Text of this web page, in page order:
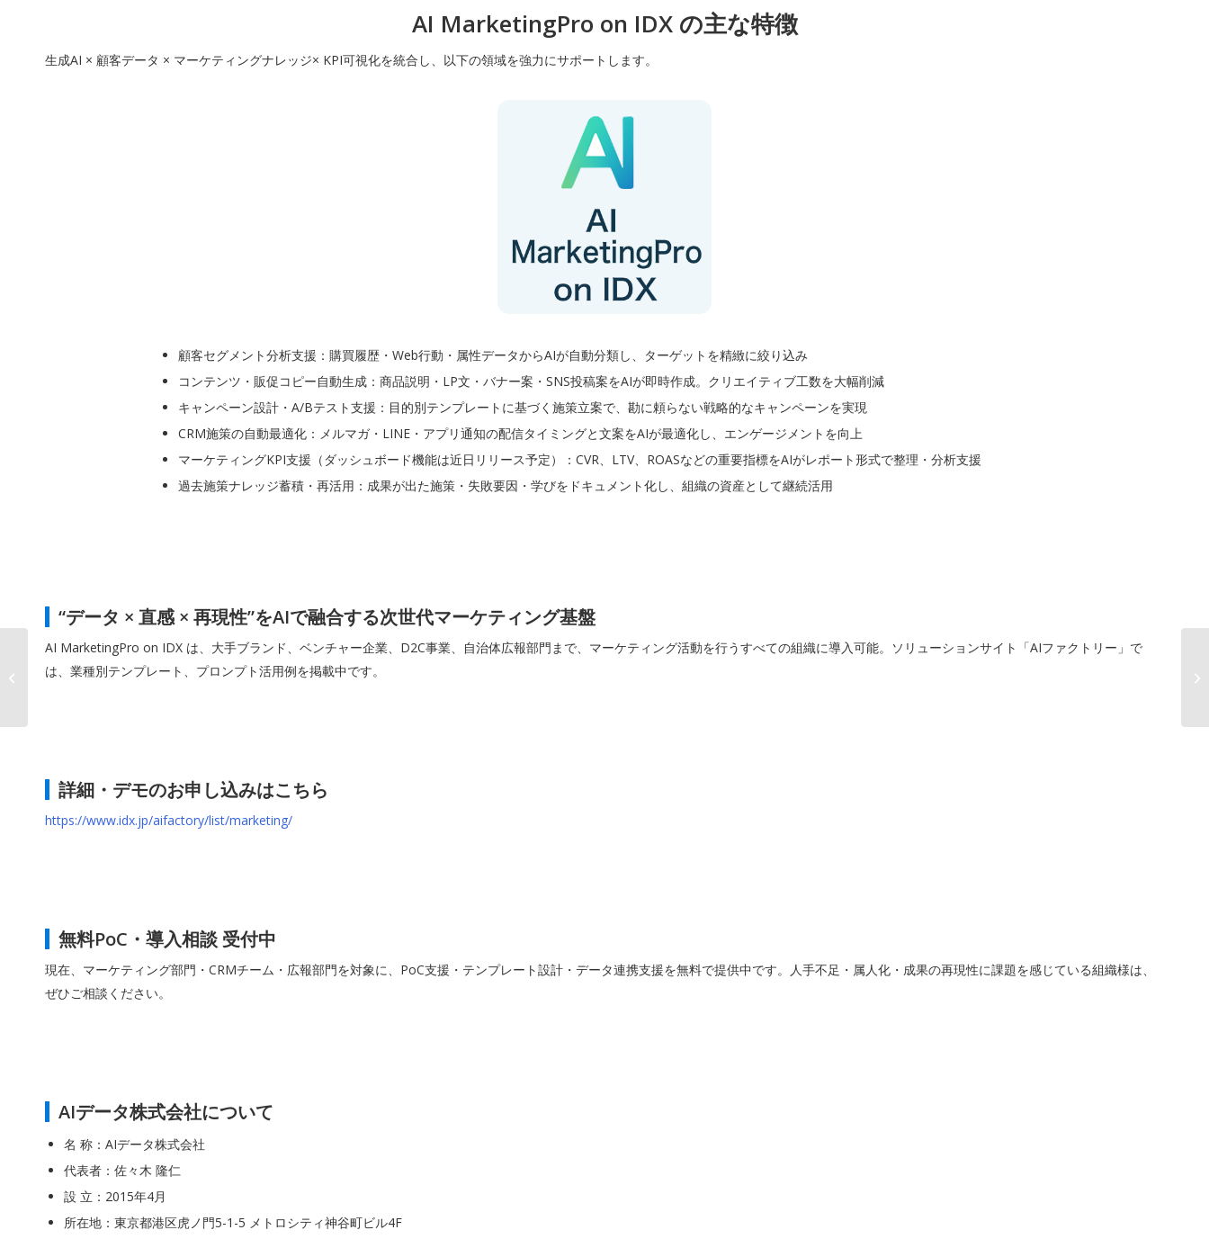
AI MarketingPro on IDX の主な特徴
生成AI × 顧客データ × マーケティングナレッジ× KPI可視化を統合し、以下の領域を強力にサポートします。
顧客セグメント分析支援：購買履歴・Web行動・属性データからAIが自動分類し、ターゲットを精緻に絞り込み
コンテンツ・販促コピー自動生成：商品説明・LP文・バナー案・SNS投稿案をAIが即時作成。クリエイティブ工数を大幅削減
キャンペーン設計・A/Bテスト支援：目的別テンプレートに基づく施策立案で、勘に頼らない戦略的なキャンペーンを実現
CRM施策の自動最適化：メルマガ・LINE・アプリ通知の配信タイミングと文案をAIが最適化し、エンゲージメントを向上
マーケティングKPI支援（ダッシュボード機能は近日リリース予定）：CVR、LTV、ROASなどの重要指標をAIがレポート形式で整理・分析支援
過去施策ナレッジ蓄積・再活用：成果が出た施策・失敗要因・学びをドキュメント化し、組織の資産として継続活用
“データ × 直感 × 再現性”をAIで融合する次世代マーケティング基盤
AI MarketingPro on IDX は、大手ブランド、ベンチャー企業、D2C事業、自治体広報部門まで、マーケティング活動を行うすべての組織に導入可能。ソリューションサイト「AIファクトリー」で
は、業種別テンプレート、プロンプト活用例を掲載中です。
詳細・デモのお申し込みはこちら
https://www.idx.jp/aifactory/list/marketing/
無料PoC・導入相談 受付中
現在、マーケティング部門・CRMチーム・広報部門を対象に、PoC支援・テンプレート設計・データ連携支援を無料で提供中です。人手不足・属人化・成果の再現性に課題を感じている組織様は、
ぜひご相談ください。
AIデータ株式会社について
名 称：AIデータ株式会社
代表者：佐々木 隆仁
設 立：2015年4月
所在地：東京都港区虎ノ門5-1-5 メトロシティ神谷町ビル4F
AIデータ社、医療業界
向け経営OSモデルのホ